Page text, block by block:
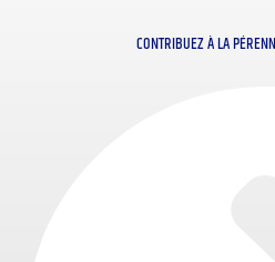
CONTRIBUEZ À LA